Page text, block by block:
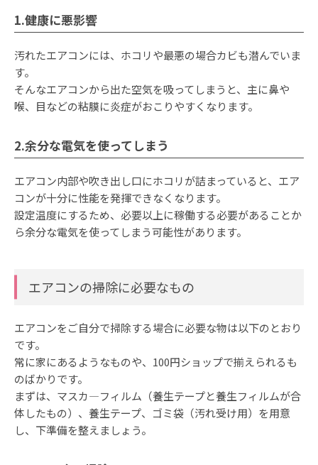
1.健康に悪影響
汚れたエアコンには、ホコリや最悪の場合カビも潜んでいま
す。
そんなエアコンから出た空気を吸ってしまうと、主に鼻や
喉、目などの粘膜に炎症がおこりやすくなります。
2.余分な電気を使ってしまう
エアコン内部や吹き出し口にホコリが詰まっていると、エア
コンが十分に性能を発揮できなくなります。
設定温度にするため、必要以上に稼働する必要があることか
ら余分な電気を使ってしまう可能性があります。
エアコンの掃除に必要なもの
エアコンをご自分で掃除する場合に必要な物は以下のとおり
です。
常に家にあるようなものや、100円ショップで揃えられるも
のばかりです。
まずは、マスカ―フィルム（養生テープと養生フィルムが合
体したもの）、養生テープ、ゴミ袋（汚れ受け用）を用意
し、下準備を整えましょう。